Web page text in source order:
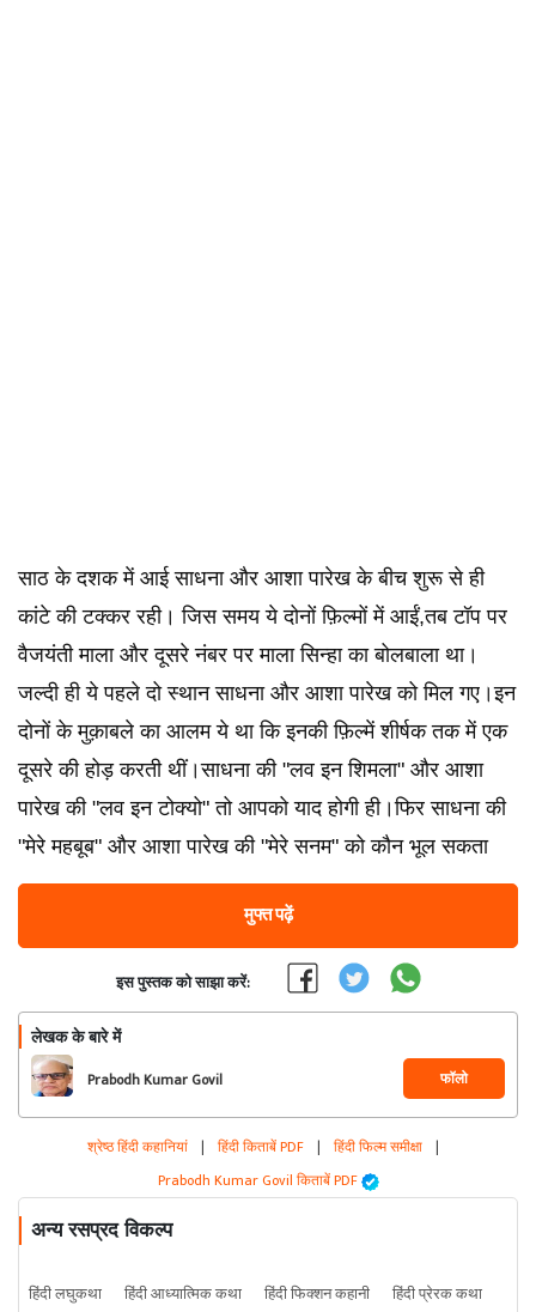
साठ के दशक में आई साधना और आशा पारेख के बीच शुरू से ही
कांटे की टक्कर रही। जिस समय ये दोनों फ़िल्मों में आईं,तब टॉप पर
वैजयंती माला और दूसरे नंबर पर माला सिन्हा का बोलबाला था।
जल्दी ही ये पहले दो स्थान साधना और आशा पारेख को मिल गए।इन
दोनों के मुक़ाबले का आलम ये था कि इनकी फ़िल्में शीर्षक तक में एक
दूसरे की होड़ करती थीं।साधना की "लव इन शिमला" और आशा
पारेख की "लव इन टोक्यो" तो आपको याद होगी ही।फिर साधना की
"मेरे महबूब" और आशा पारेख की "मेरे सनम" को कौन भूल सकता
मुफ्त पढ़ें
इस पुस्तक को साझा करें:
लेखक के बारे में
Prabodh Kumar Govil फॉलो
श्रेष्ठ हिंदी कहानियां | हिंदी किताबें PDF | हिंदी फिल्म समीक्षा |
Prabodh Kumar Govil किताबें PDF
अन्य रसप्रद विकल्प
हिंदी लघुकथा हिंदी आध्यात्मिक कथा हिंदी फिक्शन कहानी हिंदी प्रेरक कथा